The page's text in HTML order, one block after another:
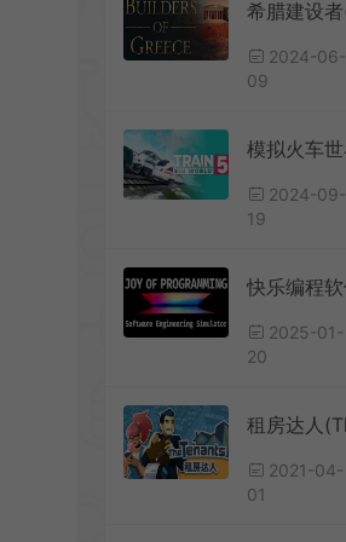
2024-06-
09
2024-09-
19
2025-01-
20
2021-04-
01